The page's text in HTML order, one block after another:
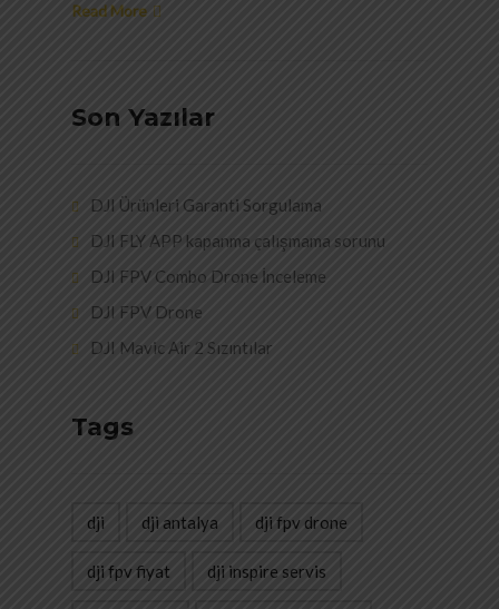
Read More
Son Yazılar
DJI Ürünleri Garanti Sorgulama
DJI FLY APP kapanma çalışmama sorunu
DJI FPV Combo Drone İnceleme
DJI FPV Drone
DJI Mavic Air 2 Sızıntılar
Tags
dji dji antalya dji fpv drone
dji fpv fiyat dji inspire servis